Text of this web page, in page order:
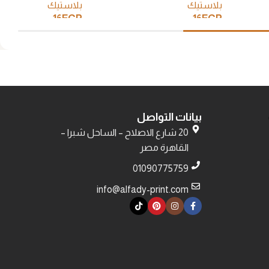
بلاستيك
16EGP
بلاستيك
16EGP
بيانات التواصل
20 شارع الاصلاح – الساحل شبرا –
القاهرة مصر
01090775759
info@alfady-print.com